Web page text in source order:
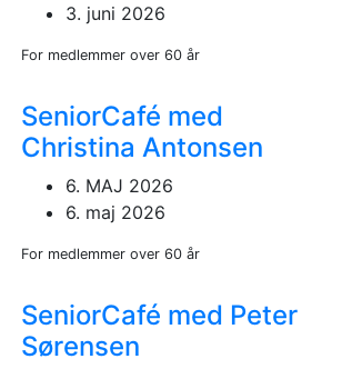
3. juni 2026
For medlemmer over 60 år
SeniorCafé med
Christina Antonsen
6. MAJ 2026
6. maj 2026
For medlemmer over 60 år
SeniorCafé med Peter
Sørensen